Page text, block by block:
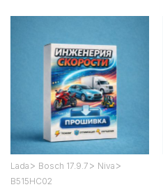
Lada > Bosch 17.9.7 > Niva >
B515HC02